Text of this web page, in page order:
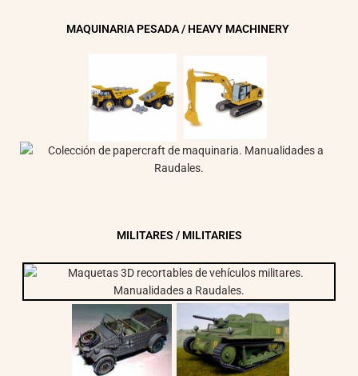
MAQUINARIA PESADA / HEAVY MACHINERY
MILITARES / MILITARIES